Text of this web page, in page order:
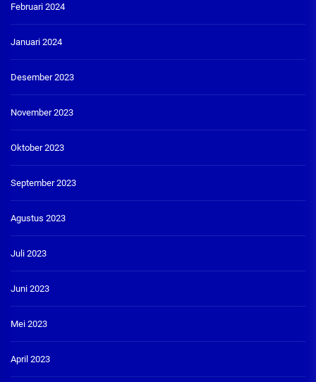
Februari 2024
Januari 2024
Desember 2023
November 2023
Oktober 2023
September 2023
Agustus 2023
Juli 2023
Juni 2023
Mei 2023
April 2023